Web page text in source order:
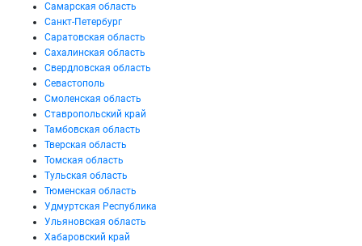
Самарская область
Санкт-Петербург
Саратовская область
Сахалинская область
Свердловская область
Севастополь
Смоленская область
Ставропольский край
Тамбовская область
Тверская область
Томская область
Тульская область
Тюменская область
Удмуртская Республика
Ульяновская область
Хабаровский край